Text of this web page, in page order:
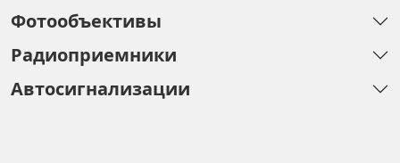
Фотообъективы
Радиоприемники
Автосигнализации